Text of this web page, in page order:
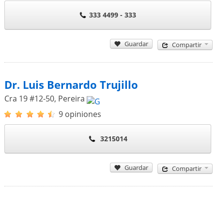
333 4499 - 333
Guardar Compartir
Dr. Luis Bernardo Trujillo
Cra 19 #12-50, Pereira
9 opiniones
3215014
Guardar Compartir